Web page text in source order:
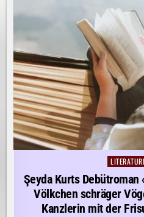
Posted
in
Şeyda Kurts
Völkchen schräger
Kanzlerin mit der